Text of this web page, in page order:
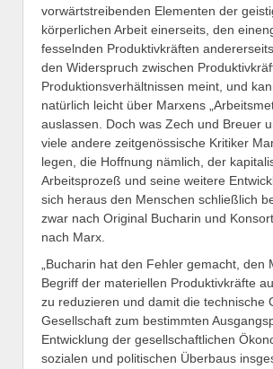
vorwärtstreibenden Elementen der
körperlichen Arbeit einerseits, den
fesselnden Produktivkräften
den Widerspruch zwischen
Produktionsverhältnissen meint, und
natürlich leicht über Marxens
auslassen. Doch was Zech und Breuer
viele andere zeitgenössische Kritiker
legen, die Hoffnung nämlich, der
Arbeitsprozeß und seine weitere
sich heraus den Menschen schließlich
zwar nach Original Bucharin und
nach Marx.
„Bucharin hat den Fehler gemacht, den
Begriff der materiellen Produktivkräfte
zu reduzieren und damit die technische
Gesellschaft zum bestimmten
Entwicklung der gesellschaftlichen
sozialen und politischen Überbaus